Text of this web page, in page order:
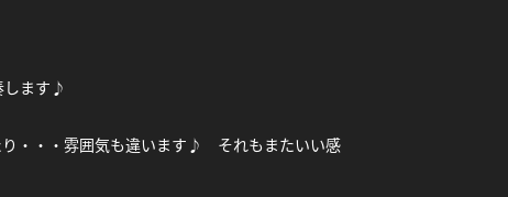
ます♪
り・・・雰囲気も違います♪ それもまたいい感